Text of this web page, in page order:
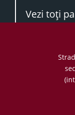
Vezi toţi